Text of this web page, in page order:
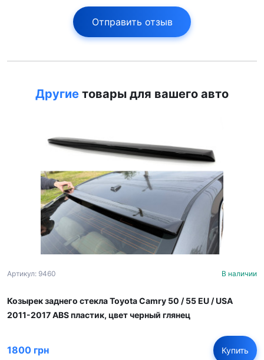
Отправить отзыв
Другие товары для вашего авто
Артикул: 9460 В наличии
Козырек заднего стекла Toyota Camry 50 / 55 EU / USA
2011-2017 ABS пластик, цвет черный глянец
1800 грн Купить